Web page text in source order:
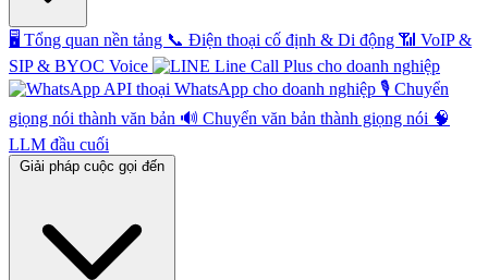
🖥️ Tổng quan nền tảng 📞 Điện thoại cố định & Di động 📶 VoIP &
SIP & BYOC Voice
Line Call Plus cho doanh nghiệp
API thoại WhatsApp cho doanh nghiệp 🎙️ Chuyển
giọng nói thành văn bản 🔊 Chuyển văn bản thành giọng nói 🧠
LLM đầu cuối